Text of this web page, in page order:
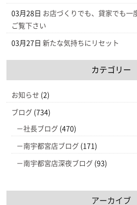
03月28日 お店づくりでも、貸家でも一
ご覧下さい
03月27日 新たな気持ちにリセット
カテゴリー
お知らせ (2)
ブログ (734)
社長ブログ (470)
南宇都宮店ブログ (171)
南宇都宮店深夜ブログ (93)
アーカイブ